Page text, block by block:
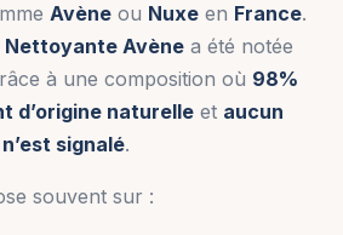
Avène ou Nuxe en France.
Nettoyante Avène a été notée
à une composition où 98%
d’origine naturelle et aucun
signalé.
souvent sur :